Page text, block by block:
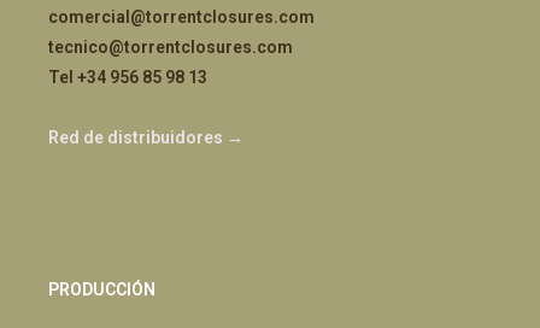
comercial@torrentclosures.com
tecnico@torrentclosures.com
Tel +34 956 85 98 13
Red de distribuidores →
PRODUCCIÓN